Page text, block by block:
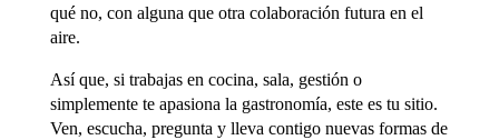
qué no, con alguna que otra colaboración futura en el
aire.
Así que, si trabajas en cocina, sala, gestión o
simplemente te apasiona la gastronomía, este es tu sitio.
Ven, escucha, pregunta y lleva contigo nuevas formas de